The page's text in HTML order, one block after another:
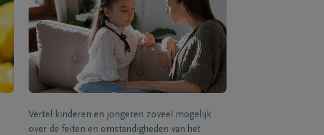
Vertel kinderen en jongeren zoveel mogelijk
over de feiten en omstandigheden van het